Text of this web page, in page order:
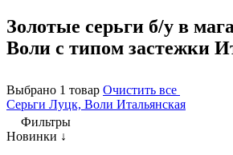
Золотые серьги б/у в
Воли с типом застежки
Выбрано 1 товар Очистить все
Серьги Луцк, Воли Итальянская
Фильтры
Новинки ↓